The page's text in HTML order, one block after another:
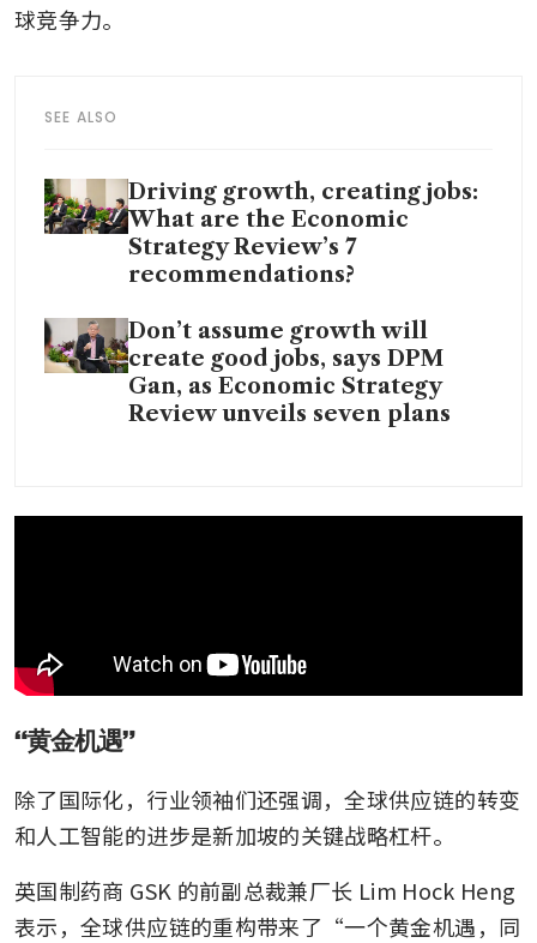
球竞争力。
SEE ALSO
Driving growth, creating jobs:
What are the Economic
Strategy Review’s 7
recommendations?
Don’t assume growth will
create good jobs, says DPM
Gan, as Economic Strategy
Review unveils seven plans
“黄金机遇”
除了国际化，行业领袖们还强调，全球供应链的转变
和人工智能的进步是新加坡的关键战略杠杆。
英国制药商 GSK 的前副总裁兼厂长 Lim Hock Heng
表示，全球供应链的重构带来了“一个黄金机遇，同